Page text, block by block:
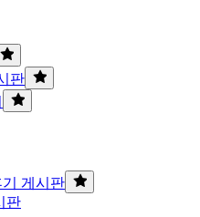
판
게시판
판